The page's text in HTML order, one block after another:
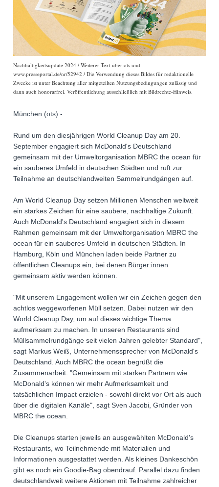
Nachhaltigkeitsupdate 2024 / Weiterer Text über ots und
www.presseportal.de/nr/52942 / Die Verwendung dieses Bildes für redaktionelle
Zwecke ist unter Beachtung aller mitgeteilten Nutzungsbedingungen zulässig und
dann auch honorarfrei. Veröffentlichung ausschließlich mit Bildrechte-Hinweis.
München (ots) -
Rund um den diesjährigen World Cleanup Day am 20.
September engagiert sich McDonald's Deutschland
gemeinsam mit der Umweltorganisation MBRC the ocean für
ein sauberes Umfeld in deutschen Städten und ruft zur
Teilnahme an deutschlandweiten Sammelrundgängen auf.
Am World Cleanup Day setzen Millionen Menschen weltweit
ein starkes Zeichen für eine saubere, nachhaltige Zukunft.
Auch McDonald's Deutschland engagiert sich in diesem
Rahmen gemeinsam mit der Umweltorganisation MBRC the
ocean für ein sauberes Umfeld in deutschen Städten. In
Hamburg, Köln und München laden beide Partner zu
öffentlichen Cleanups ein, bei denen Bürger:innen
gemeinsam aktiv werden können.
"Mit unserem Engagement wollen wir ein Zeichen gegen den
achtlos weggeworfenen Müll setzen. Dabei nutzen wir den
World Cleanup Day, um auf dieses wichtige Thema
aufmerksam zu machen. In unseren Restaurants sind
Müllsammelrundgänge seit vielen Jahren gelebter Standard",
sagt Markus Weiß, Unternehmenssprecher von McDonald's
Deutschland. Auch MBRC the ocean begrüßt die
Zusammenarbeit: "Gemeinsam mit starken Partnern wie
McDonald's können wir mehr Aufmerksamkeit und
tatsächlichen Impact erzielen - sowohl direkt vor Ort als auch
über die digitalen Kanäle", sagt Sven Jacobi, Gründer von
MBRC the ocean.
Die Cleanups starten jeweils an ausgewählten McDonald's
Restaurants, wo Teilnehmende mit Materialien und
Informationen ausgestattet werden. Als kleines Dankeschön
gibt es noch ein Goodie-Bag obendrauf. Parallel dazu finden
deutschlandweit weitere Aktionen mit Teilnahme zahlreicher